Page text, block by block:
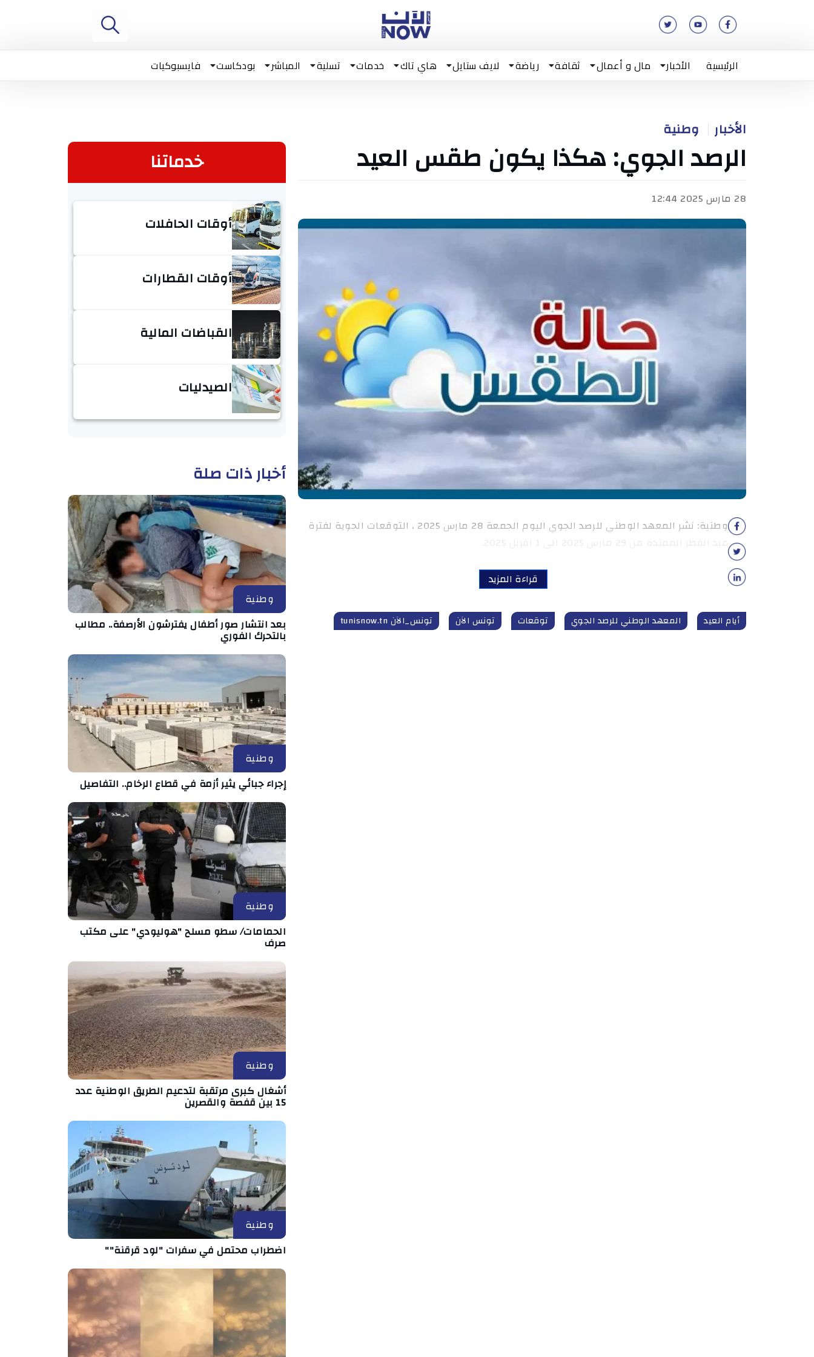
الرئيسية الأخبار مال و أعمال ثقافة رياضة لايف ستايل هاي تاك خدمات تسلية المباشر بودكاست فايسبوكيات
الأخبار وطنية
الرصد الجوي: هكذا يكون طقس العيد
28 مارس 2025 12:44
وطنية: نشر المعهد الوطني للرصد الجوي اليوم الجمعة 28 مارس 2025 ، التوقعات الجوية لفترة
قراءة المزيد
أيام العيد المعهد الوطني للرصد الجوي توقعات تونس الآن تونس_الآن tunisnow.tn
خدماتنا
أوقات الحافلات
أوقات القطارات
القباضات المالية
الصيدليات
أخبار ذات صلة
وطنية
بعد انتشار صور أطفال يفترشون الأرصفة.. مطالب
بالتحرك الفوري
وطنية
إجراء جبائي يثير أزمة في قطاع الرخام.. التفاصيل
وطنية
الحمامات/ سطو مسلح "هوليودي" على مكتب
صرف
وطنية
أشغال كبرى مرتقبة لتدعيم الطريق الوطنية عدد
15 بين قفصة والقصرين
وطنية
اضطراب محتمل في سفرات "لود قرقنة""